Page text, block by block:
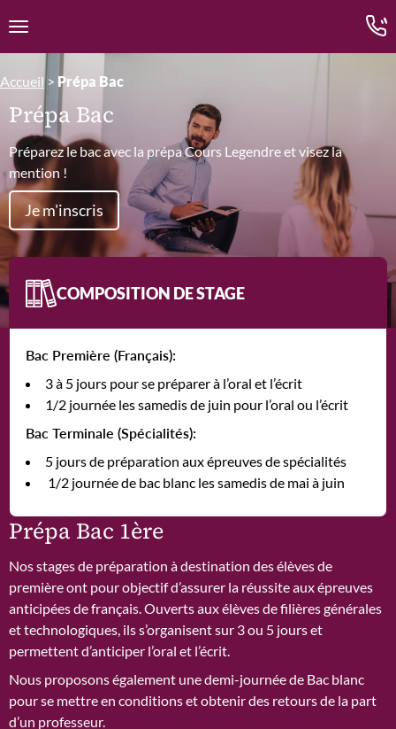
Ouvrir la navigation
Accueil> Prépa Bac
Prépa Bac
Préparez le bac avec la prépa Cours Legendre et visez la
mention !
Je m'inscris
COMPOSITION DE STAGE
Bac Première (Français):
3 à 5 jours pour se préparer à l’oral et l’écrit
1/2 journée les samedis de juin pour l’oral ou l’écrit
Bac Terminale (Spécialités):
5 jours de préparation aux épreuves de spécialités
1/2 journée de bac blanc les samedis de mai à juin
Prépa Bac 1ère
Nos stages de préparation à destination des élèves de
première ont pour objectif d’assurer la réussite aux épreuves
anticipées de français. Ouverts aux élèves de filières générales
et technologiques, ils s’organisent sur 3 ou 5 jours et
permettent d’anticiper l’oral et l’écrit.
Nous proposons également une demi-journée de Bac blanc
pour se mettre en conditions et obtenir des retours de la part
d’un professeur.